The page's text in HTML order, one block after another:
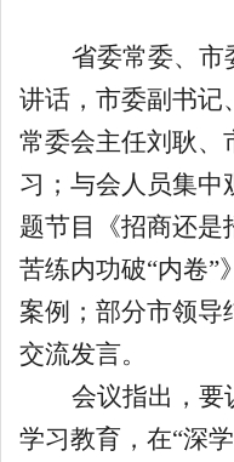
省委常委、市
讲话，市委副书记
常委会主任刘耿、
习；与会人员集中
题节目《招商还是
苦练内功破“内卷”
案例；部分市领导
交流发言。
会议指出，要
学习教育，在“深